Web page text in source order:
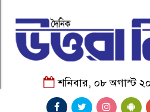
শনিবার, ০৮ অগাস্ট